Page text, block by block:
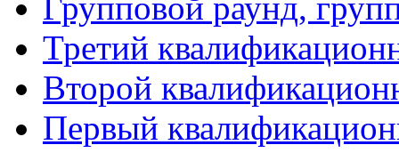
Третий
Второй
Первый